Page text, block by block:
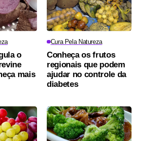
o
mais
Cura Pela Natureza
Conheça os frutos
regionais que podem
ajudar no controle da
diabetes